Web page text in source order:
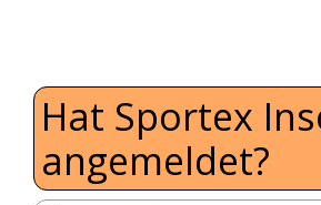
Hat Sportex
angemeldet?